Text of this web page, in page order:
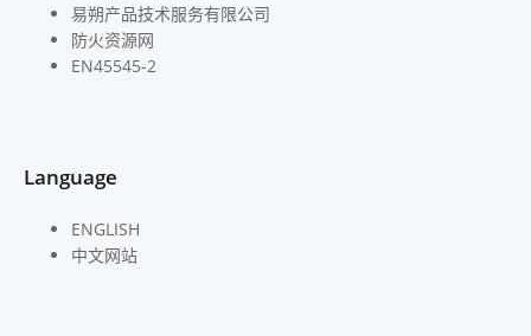
易朔产品技术服务有限公司
防火资源网
EN45545-2
Language
ENGLISH
中文网站